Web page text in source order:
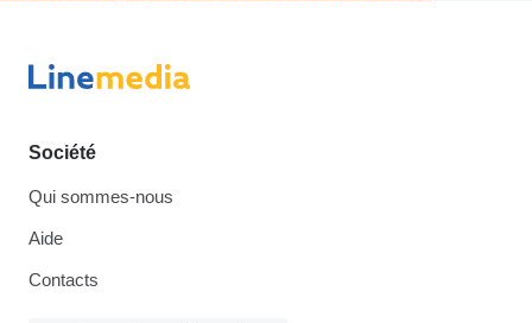
Société
Qui sommes-nous
Aide
Contacts